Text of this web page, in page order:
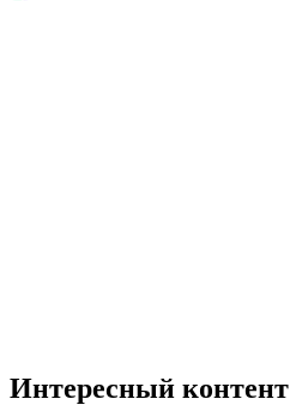
Интересный контент